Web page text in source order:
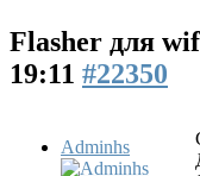
Flasher для
19:11 #22350
Adminhs